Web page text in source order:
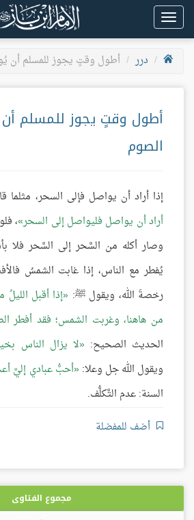
Toggle
navigation
درر
أطول وقتٍ يجوز للمسلم أن
أطول وقتٍ يجوز للمسلم
الصوم
إذا أراد أن يواصل فإلى السحر، مثلما
أراد أن يواصل فليواصل إلى السحر ،
وصار أكله من السَّحر إلى السَّحر فلا
يُفطر مع الناس، إذا غابت الشمسُ
رخصةَ الله، ويقول ﷺ: إذا أقبل الليلُ
من هاهنا، وغربت الشمس؛ فقد أفطر
الحديث الصحيح: لا يزال الناس
ويقول الله جل وعلا: أحبُّ عبادي إليَّ
السنة: عدم التَّكلُّف.
أضف للمفضلة
مجموع الفتاوى